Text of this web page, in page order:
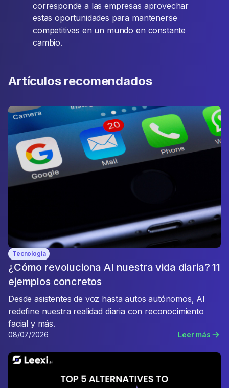
corresponde a las empresas aprovechar
estas oportunidades para mantenerse
competitivas en un mundo en constante
cambio.
Artículos recomendados
Tecnologia
¿Cómo revoluciona AI nuestra vida diaria? 11
ejemplos concretos
Desde asistentes de voz hasta autos autónomos, AI
redefine nuestra realidad diaria con reconocimiento
facial y más.
08/07/2026 Leer más